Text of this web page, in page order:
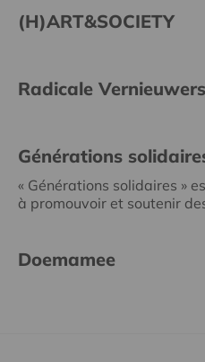
(H)ART&SOCIETY
Radicale Vernieuwers
Générations
« Générations solidaires »
à promouvoir et soutenir
Doemamee